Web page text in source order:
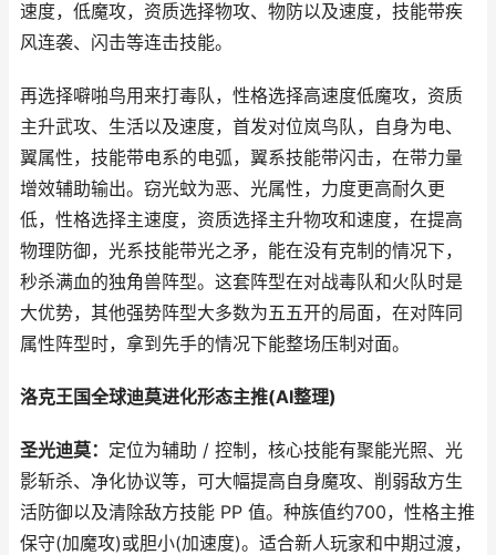
速度，低魔攻，资质选择物攻、物防以及速度，技能带疾
风连袭、闪击等连击技能。
再选择噼啪鸟用来打毒队，性格选择高速度低魔攻，资质
主升武攻、生活以及速度，首发对位岚鸟队，自身为电、
翼属性，技能带电系的电弧，翼系技能带闪击，在带力量
增效辅助输出。窃光蚊为恶、光属性，力度更高耐久更
低，性格选择主速度，资质选择主升物攻和速度，在提高
物理防御，光系技能带光之矛，能在没有克制的情况下，
秒杀满血的独角兽阵型。这套阵型在对战毒队和火队时是
大优势，其他强势阵型大多数为五五开的局面，在对阵同
属性阵型时，拿到先手的情况下能整场压制对面。
洛克王国全球迪莫进化形态主推(AI整理)
圣光迪莫： 定位为辅助 / 控制，核心技能有聚能光照、光
影斩杀、净化协议等，可大幅提高自身魔攻、削弱敌方生
活防御以及清除敌方技能 PP 值。种族值约700，性格主推
保守(加魔攻)或胆小(加速度)。适合新人玩家和中期过渡，